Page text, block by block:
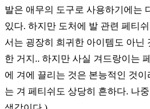
발은 애무의 도구로 사용하기에는
있다. 하지만 도처에 발 관련 페 티쉬
서는 굉장히 희귀한 아이템도 아닌
한 거지 .. 하지만 사실 겨드랑이는
에 겨에 끌리는 것은 본능적인 것이
는 겨 페 티쉬도 상당히 흔하다. 나중